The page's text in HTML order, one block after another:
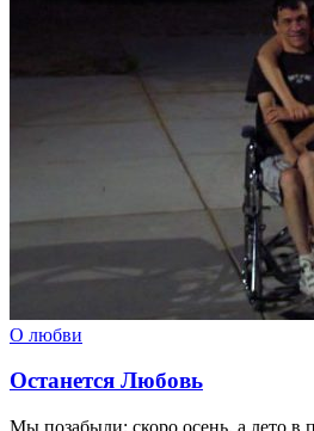
О любви
Останется Любовь
Мы позабыли: скоро осень, а лето в